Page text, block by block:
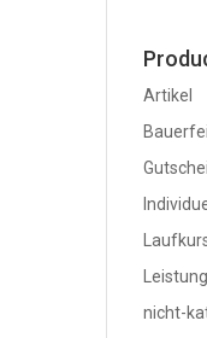
Artikel
nicht-